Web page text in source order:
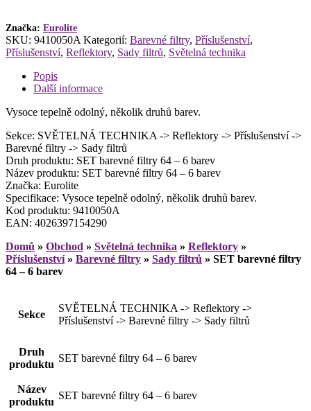
množství
Značka: Eurolite
SKU: 9410050A Kategorií: Barevné filtry, Příslušenství,
Příslušenství, Reflektory, Sady filtrů, Světelná technika
Popis
Další informace
Vysoce tepelně odolný, několik druhů barev.
Sekce: SVĚTELNÁ TECHNIKA -> Reflektory -> Příslušenství ->
Barevné filtry -> Sady filtrů
Druh produktu: SET barevné filtry 64 – 6 barev
Název produktu: SET barevné filtry 64 – 6 barev
Značka: Eurolite
Specifikace: Vysoce tepelně odolný, několik druhů barev.
Kod produktu: 9410050A
EAN: 4026397154290
Domů » Obchod » Světelná technika » Reflektory »
Příslušenství» Barevné filtry » Sady filtrů » SET barevné filtry
64 – 6 barev
Sekce
SVĚTELNÁ TECHNIKA -> Reflektory ->
Příslušenství -> Barevné filtry -> Sady filtrů
Druh
produktu
SET barevné filtry 64 – 6 barev
Název
produktu
SET barevné filtry 64 – 6 barev